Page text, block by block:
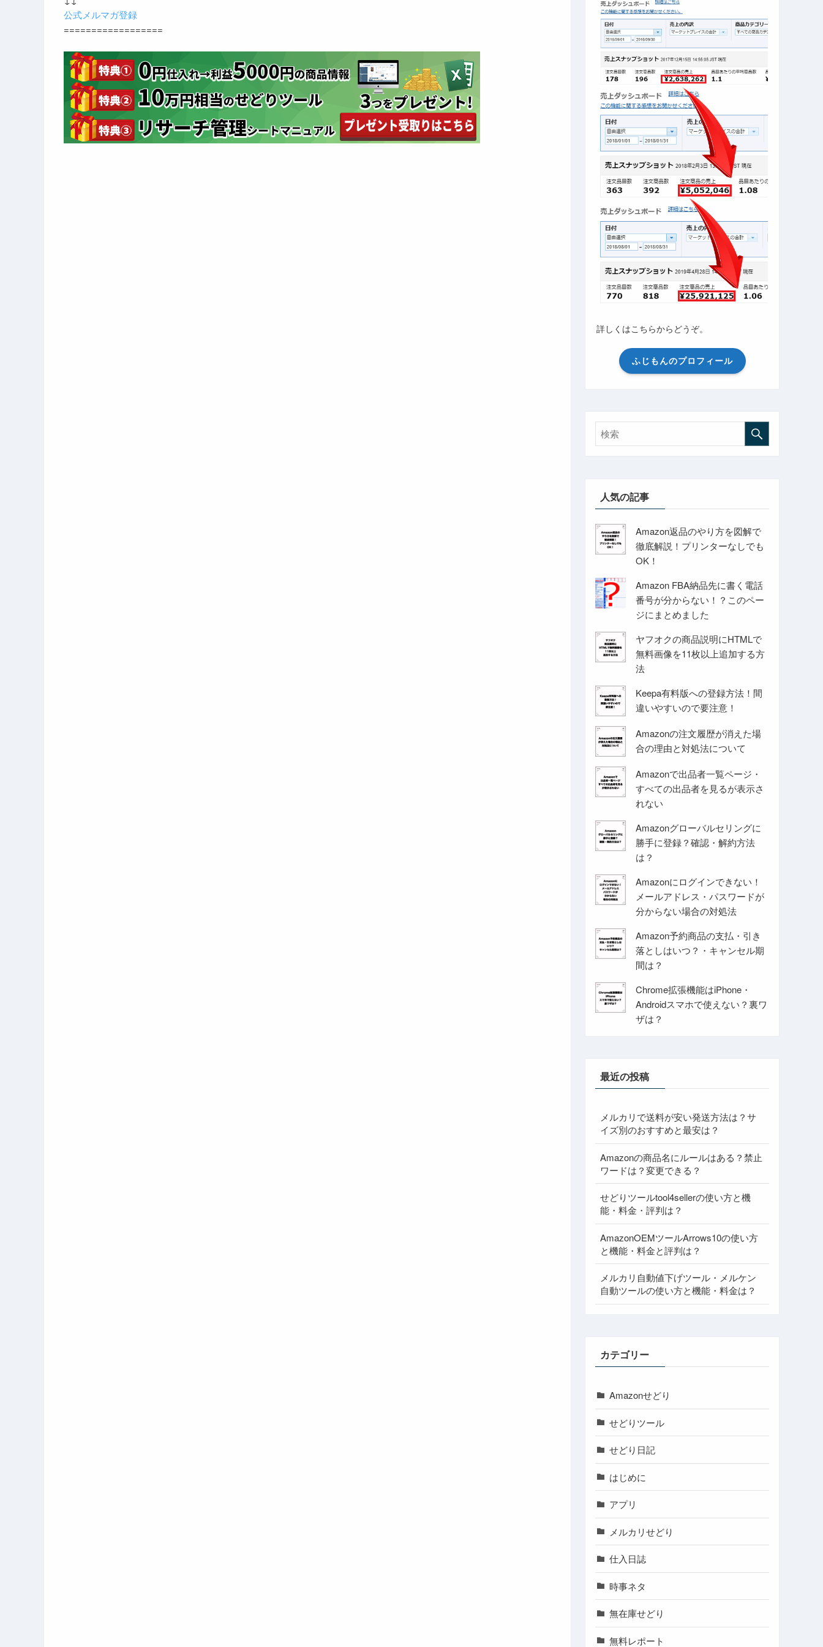
公式メルマガ登録
==================
詳しくはこちらからどうぞ。
ふじもんのプロフィール
人気の記事
Amazon返品のやり方を図解で
徹底解説！プリンターなしでも
OK！
Amazon FBA納品先に書く電話
番号が分からない！？このペー
ジにまとめました
ヤフオクの商品説明にHTMLで
無料画像を11枚以上追加する方
法
Keepa有料版への登録方法！間
違いやすいので要注意！
Amazonの注文履歴が消えた場
合の理由と対処法について
Amazonで出品者一覧ページ・
すべての出品者を見るが表示さ
れない
Amazonグローバルセリングに
勝手に登録？確認・解約方法
は？
Amazonにログインできない！
メールアドレス・パスワードが
分からない場合の対処法
Amazon予約商品の支払・引き
落としはいつ？・キャンセル期
間は？
Chrome拡張機能はiPhone・
Androidスマホで使えない？裏ワ
ザは？
最近の投稿
メルカリで送料が安い発送方法は？サ
イズ別のおすすめと最安は？
Amazonの商品名にルールはある？禁止
ワードは？変更できる？
せどりツールtool4sellerの使い方と機
能・料金・評判は？
AmazonOEMツールArrows10の使い方
と機能・料金と評判は？
メルカリ自動値下げツール・メルケン
自動ツールの使い方と機能・料金は？
カテゴリー
Amazonせどり
せどりツール
せどり日記
はじめに
アプリ
メルカリせどり
仕入日誌
時事ネタ
無在庫せどり
無料レポート